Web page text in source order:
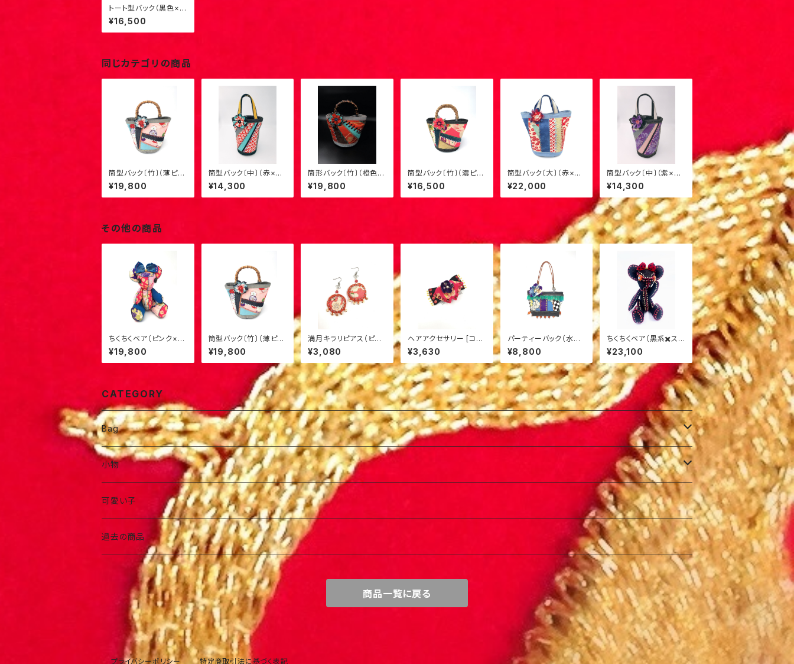
トート型バック（黒色×梅
柄フリル）4
¥16,500
同じカテゴリの商品
筒型バック〔竹〕（薄ピン
ク×菊）3
¥19,800
筒型バック〔中〕（赤×水
色）M-1
¥14,300
筒形バック〔竹〕（橙色×
茶）8
¥19,800
筒型バック〔竹〕（濃ピン
ク×山吹）1
¥16,500
筒型バック〔大〕（赤×水
色）L-2
¥22,000
筒型バック〔中〕（紫×薄
桃）M-2
¥14,300
その他の商品
ちくちくベア（ピンク×
青）LL-2
¥19,800
筒型バック〔竹〕（薄ピン
ク×菊）3
¥19,800
満月キラリピアス（ピン
ク×ゴールド）6
¥3,080
ヘアアクセサリー [コー
ムタイプ・中]（ピンク×
黄色）M-1
¥3,630
パーティーバック（水色
×紫）3
¥8,800
ちくちくベア（黒系✖️スパ
ンコール）L-２
¥23,100
CATEGORY
Bag
ポーチ
お洒落バック
お出かけバック
小物
アクセサリー
ヘアアイテム
可愛い子
過去の商品
商品一覧に戻る
プライバシーポリシー 特定商取引法に基づく表記